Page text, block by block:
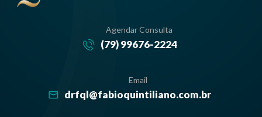
Agendar Consulta
(79) 99676-2224
Email
drfql@fabioquintiliano.com.br